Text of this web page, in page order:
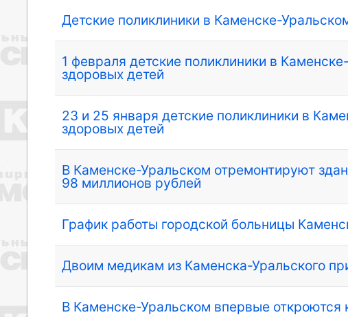
Детские поликлиники в Каменске-
1 февраля детские поликлиники в
здоровых детей
23 и 25 января детские поликлиники в
здоровых детей
В Каменске-Уральском отремонтируют
98 миллионов рублей
График работы городской больницы
Двоим медикам из Каменска-Уральского
В Каменске-Уральском впервые откроются